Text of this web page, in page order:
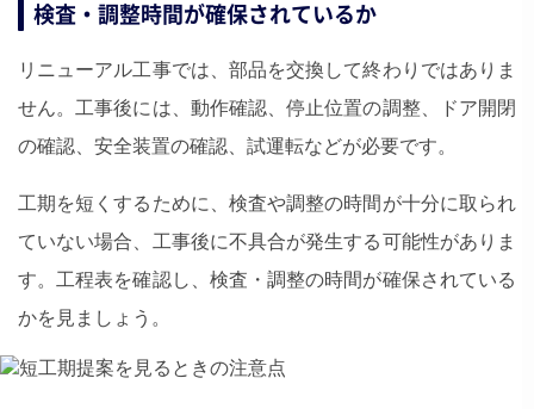
検査・調整時間が確保されているか
リニューアル工事では、部品を交換して終わりではありま
せん。工事後には、動作確認、停止位置の調整、ドア開閉
の確認、安全装置の確認、試運転などが必要です。
工期を短くするために、検査や調整の時間が十分に取られ
ていない場合、工事後に不具合が発生する可能性がありま
す。工程表を確認し、検査・調整の時間が確保されている
かを見ましょう。